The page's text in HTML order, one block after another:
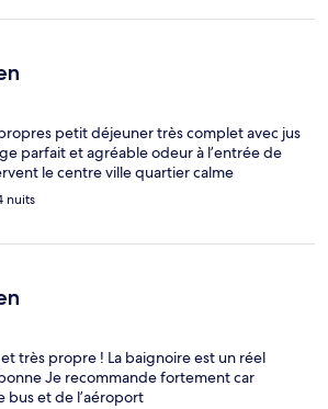
petit déjeuner très complet avec jus
parfait et agréable odeur à l’entrée de
le centre ville quartier calme
nuits
très propre ! La baignoire est un réel
Je recommande fortement car
bus et de l’aéroport